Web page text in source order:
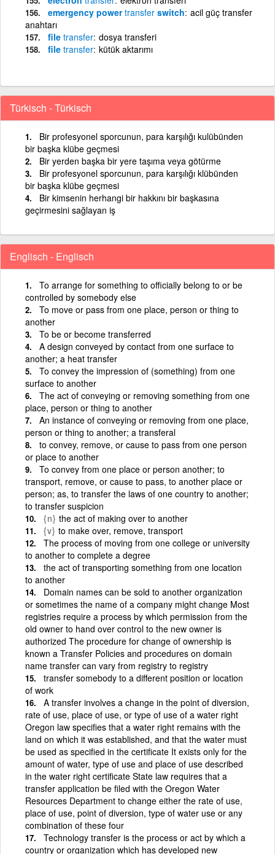
emergency powertransfer switch acil güç transfer
anahtarı
file transfer dosya transferi
file transfer kütük aktarımı
Türkisch - Türkisch
Bir profesyonel sporcunun, para karşılığı kulübünden
bir başka klübe geçmesi
Bir yerden başka bir yere taşıma veya götürme
Bir profesyonel sporcunun, para karşılığı klübünden
bir başka klübe geçmesi
Bir kimsenin herhangi bir hakkını bir başkasına
geçirmesini sağlayan iş
Englisch - Englisch
To arrange for something to officially belong to or be
controlled by somebody else
To move or pass from one place, person or thing to
another
To be or become transferred
A design conveyed by contact from one surface to
another; a heat transfer
To convey the impression of (something) from one
surface to another
The act of conveying or removing something from one
place, person or thing to another
An instance of conveying or removing from one place,
person or thing to another; a transferal
to convey, remove, or cause to pass from one person
or place to another
To convey from one place or person another; to
transport, remove, or cause to pass, to another place or
person; as, to transfer the laws of one country to another;
to transfer suspicion
{n} the act of making over to another
{v} to make over, remove, transport
The process of moving from one college or university
to another to complete a degree
the act of transporting something from one location
to another
Domain names can be sold to another organization
or sometimes the name of a company might change Most
registries require a process by which permission from the
old owner to hand over control to the new owner is
authorized The procedure for change of ownership is
known a Transfer Policies and procedures on domain
name transfer can vary from registry to registry
transfer somebody to a different position or location
of work
A transfer involves a change in the point of diversion,
rate of use, place of use, or type of use of a water right
Oregon law specifies that a water right remains with the
land on which it was established, and that the water must
be used as specified in the certificate It exists only for the
amount of water, type of use and place of use described
in the water right certificate State law requires that a
transfer application be filed with the Oregon Water
Resources Department to change either the rate of use,
place of use, point of diversion, type of water use or any
combination of these four
Technology transfer is the process or act by which a
country or organization which has developed new